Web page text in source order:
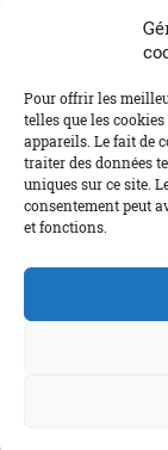
Pour offrir les
telles que les
appareils. Le fait de
traiter des données
uniques sur ce site.
consentement peut
et fonctions.
Boulevard
Blog
© 2026 Offrir du